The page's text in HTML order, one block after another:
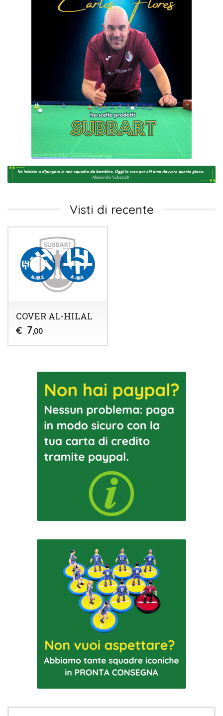
Visti di recente
COVER AL-HILAL
€ 7,00